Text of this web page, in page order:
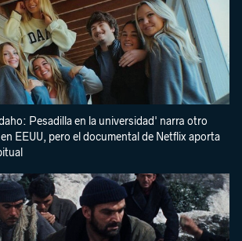
Pesadilla en la universidad' narra otro
EEUU, pero el documental de Netflix aporta